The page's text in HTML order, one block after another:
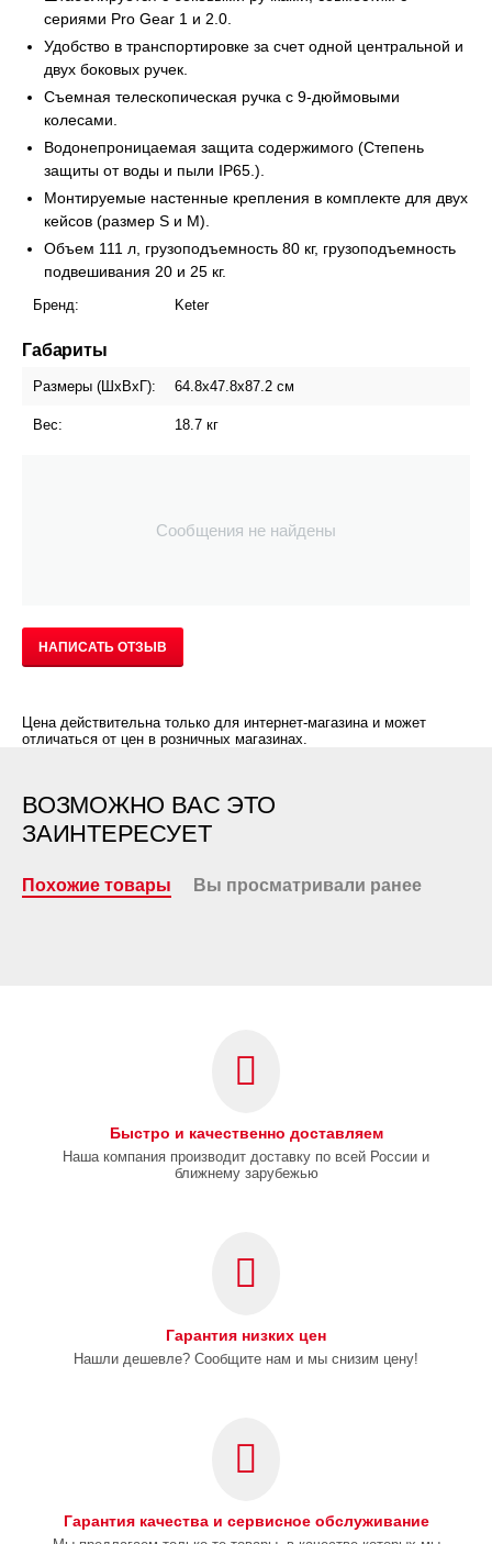
сериями Pro Gear 1 и 2.0.
Удобство в транспортировке за счет одной центральной и
двух боковых ручек.
Съемная телескопическая ручка с 9-дюймовыми
колесами.
Водонепроницаемая защита содержимого (Степень
защиты от воды и пыли IP65.).
Монтируемые настенные крепления в комплекте для двух
кейсов (размер S и M).
Объем 111 л, грузоподъемность 80 кг, грузоподъемность
подвешивания 20 и 25 кг.
Бренд: Keter
Габариты
Размеры (ШxВxГ): 64.8х47.8х87.2 см
Вес: 18.7 кг
Сообщения не найдены
НАПИСАТЬ ОТЗЫВ
Цена действительна только для интернет-магазина и может
отличаться от цен в розничных магазинах.
ВОЗМОЖНО ВАС ЭТО
ЗАИНТЕРЕСУЕТ
Похожие товары Вы просматривали ранее
Быстро и качественно доставляем
Наша компания производит доставку по всей России и
ближнему зарубежью
Гарантия низких цен
Нашли дешевле? Сообщите нам и мы снизим цену!
Гарантия качества и сервисное обслуживание